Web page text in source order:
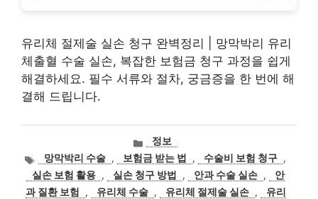
유리체 절제술 실손 청구 완벽정리 | 망막박리 유리
체출혈 수술 실손, 복잡한 보험금 청구 과정을 쉽게
해결하세요. 필수 서류와 절차, 궁금증을 한 번에 해
결해 드립니다.
카
테
고
리
정보
태
그
망막박리 수술 , 보험금 받는 법 , 수술비 보험 청구 ,
실손 보험 활용 , 실손 청구 방법 , 안과 수술 실손 ,
안
과 질환 보험
, 유리체 수술 , 유리체 절제술 실손 ,
유리